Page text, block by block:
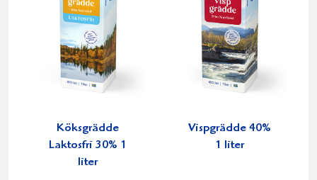
Köksgrädde
Laktosfri 30% 1
liter
Vispgrädde 40%
1 liter